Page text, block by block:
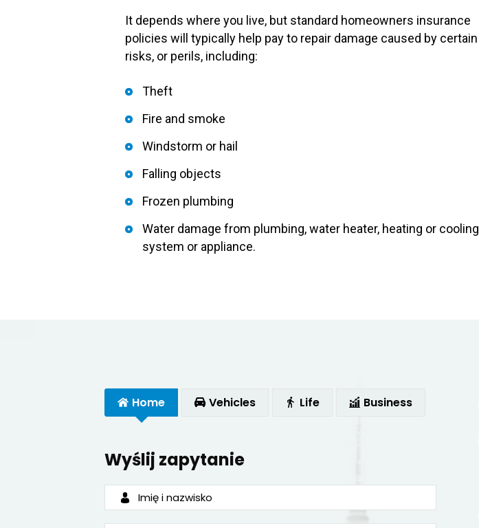
It depends where you live, but standard homeowners insurance
policies will typically help pay to repair damage caused by certain
risks, or perils, including:
Theft
Fire and smoke
Windstorm or hail
Falling objects
Frozen plumbing
Water damage from plumbing, water heater, heating or cooling
system or appliance.
Home Vehicles Life Business
Wyślij zapytanie